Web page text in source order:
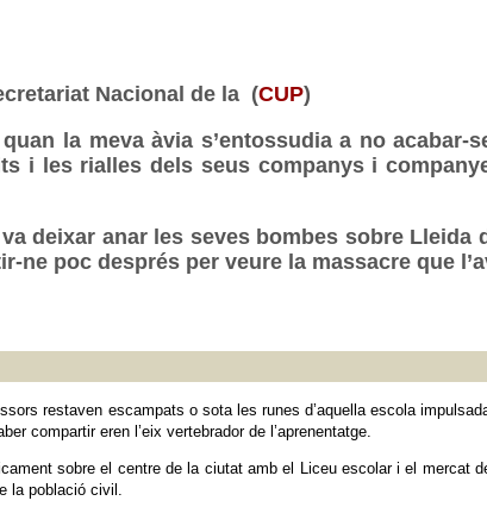
Nacional de la (CUP)
la meva àvia s’entossudia a no
i les rialles dels seus companys i
deixar anar les seves bombes sobre
poc després per veure la massacre que
restaven escampats o sota les runes d’aquella escola
compartir eren l’eix vertebrador de l’aprenentatge.
sobre el centre de la ciutat amb el Liceu escolar i el
la població civil.